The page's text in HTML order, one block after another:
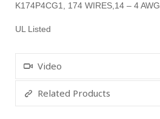
K174P4CG1, 174 WIRES,14 – 4 AWG
UL Listed
Video
Related Products